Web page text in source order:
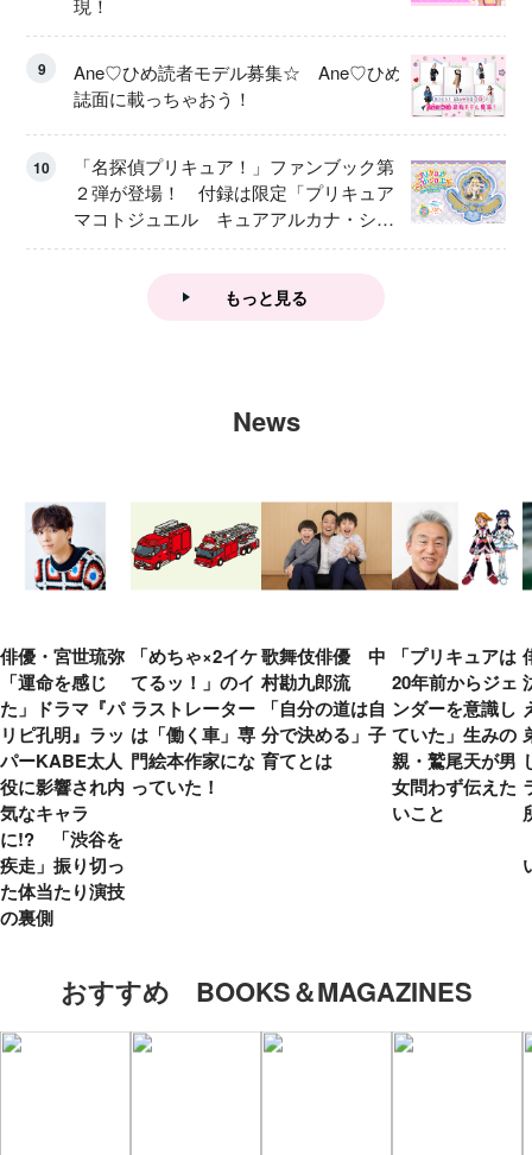
9
Ane♡ひめ読者モデル募集☆ Ane♡ひめ
誌面に載っちゃおう！
10
「名探偵プリキュア！」ファンブック第
２弾が登場！ 付録は限定「プリキュア
マコトジュエル キュアアルカナ・シャ
ドウ アイスver.」 キュアエクレールを
もっと見る
News
俳優・宮世琉弥
「運命を感じ
た」ドラマ『パ
リピ孔明』ラッ
パーKABE太人
役に影響され内
気なキャラ
に!? 「渋谷を
疾走」振り切っ
た体当たり演技
の裏側
「めちゃ×2イケ
てるッ！」のイ
ラストレーター
は「働く車」専
門絵本作家にな
っていた！
歌舞伎俳優 中
村勘九郎流
「自分の道は自
分で決める」子
育てとは
「プリキュアは
20年前からジェ
ンダーを意識し
ていた」生みの
親・鷲尾天が男
女問わず伝えた
いこと
おすすめ BOOKS＆MAGAZINES